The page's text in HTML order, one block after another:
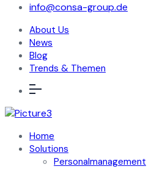
info@consa-group.de
About Us
News
Blog
Trends & Themen
Home
Solutions
Personalmanagement